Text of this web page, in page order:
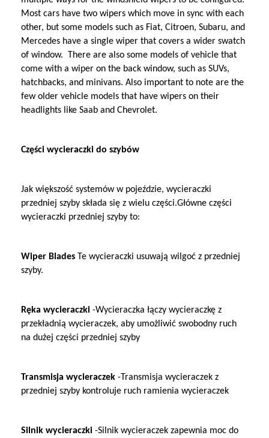
WYPOSAŻENIE
Most cars have two wipers which move in sync with each
other, but some models such as Fiat, Citroen, Subaru, and
Mercedes have a single wiper that covers a wider swatch
of window. There are also some models of vehicle that
come with a wiper on the back window, such as SUVs,
hatchbacks, and minivans. Also important to note are the
few older vehicle models that have wipers on their
headlights like Saab and Chevrolet.
Części wycieraczki do szybów
Jak większość systemów w pojeździe, wycieraczki
przedniej szyby składa się z wielu części.Główne części
wycieraczki przedniej szyby to:
Wiper Blades Te wycieraczki usuwają wilgoć z przedniej
szyby.
Ręka wycieraczki -Wycieraczka łączy wycieraczkę z
przekładnią wycieraczek, aby umożliwić swobodny ruch
na dużej części przedniej szyby
Transmisja wycieraczek -Transmisja wycieraczek z
przedniej szyby kontroluje ruch ramienia wycieraczek
Silnik wycieraczki -Silnik wycieraczek zapewnia moc do